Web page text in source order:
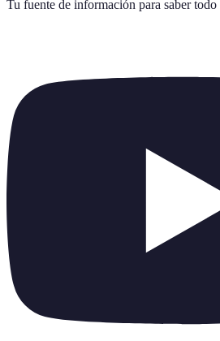
Tu fuente de información para saber todo